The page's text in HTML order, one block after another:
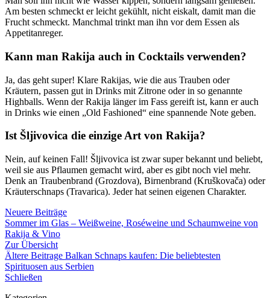
Am besten schmeckt er leicht gekühlt, nicht eiskalt, damit man die
Frucht schmeckt. Manchmal trinkt man ihn vor dem Essen als
Appetitanreger.
Kann man Rakija auch in Cocktails verwenden?
Ja, das geht super! Klare Rakijas, wie die aus Trauben oder
Kräutern, passen gut in Drinks mit Zitrone oder in so genannte
Highballs. Wenn der Rakija länger im Fass gereift ist, kann er auch
in Drinks wie einen „Old Fashioned“ eine spannende Note geben.
Ist Šljivovica die einzige Art von Rakija?
Nein, auf keinen Fall! Šljivovica ist zwar super bekannt und beliebt,
weil sie aus Pflaumen gemacht wird, aber es gibt noch viel mehr.
Denk an Traubenbrand (Grozdova), Birnenbrand (Kruškovača) oder
Kräuterschnaps (Travarica). Jeder hat seinen eigenen Charakter.
Neuere Beiträge
Sommer im Glas – Weißweine, Roséweine und Schaumweine von
Rakija & Vino
Zur Übersicht
Ältere Beitrage Balkan Schnaps kaufen: Die beliebtesten
Spirituosen aus Serbien
Schließen